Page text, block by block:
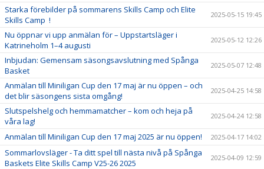
Starka förebilder på sommarens Skills Camp och Elite
Skills Camp !
2025-05-15 19:45
Nu öppnar vi upp anmälan för – Uppstartsläger i
Katrineholm 1–4 augusti
2025-05-12 12:26
Inbjudan: Gemensam säsongsavslutning med Spånga
Basket
2025-05-07 12:48
Anmälan till Miniligan Cup den 17 maj är nu öppen – och
det blir säsongens sista omgång!
2025-04-25 14:58
Slutspelshelg och hemmamatcher – kom och heja på
våra lag!
2025-04-24 12:58
Anmälan till Miniligan Cup den 17 maj 2025 är nu öppen! 2025-04-17 14:02
Sommarlovsläger - Ta ditt spel till nästa nivå på Spånga
Baskets Elite Skills Camp V25-26 2025
2025-04-09 12:59